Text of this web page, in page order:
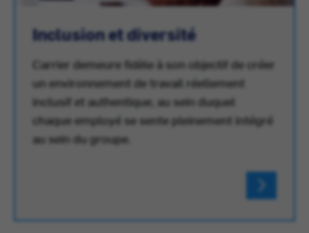
Inclusion et diversité
Carrier demeure fidèle à son objectif de créer
un environnement de travail réellement
inclusif et authentique, au sein duquel
chaque employé se sente pleinement intégré
au sein du groupe.